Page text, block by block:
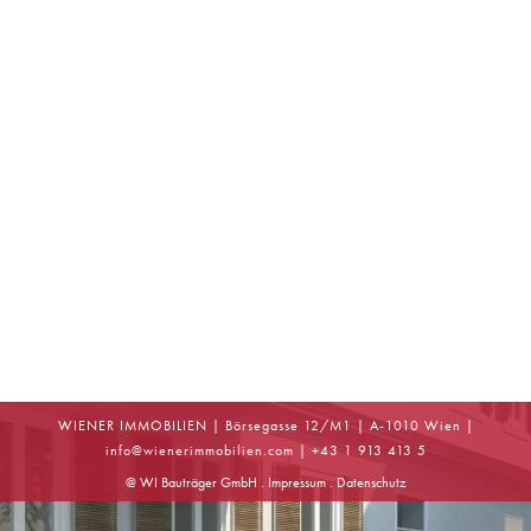
WIENER IMMOBILIEN | Börsegasse 12/M1 | A-1010 Wien |
info@wienerimmobilien.com | +43 1 913 413 5
@ WI Bauträger GmbH . Impressum. Datenschutz